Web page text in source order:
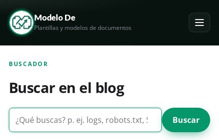
Modelo De
Plantillas y modelos de documentos
BUSCADOR
Buscar en el blog
Buscar